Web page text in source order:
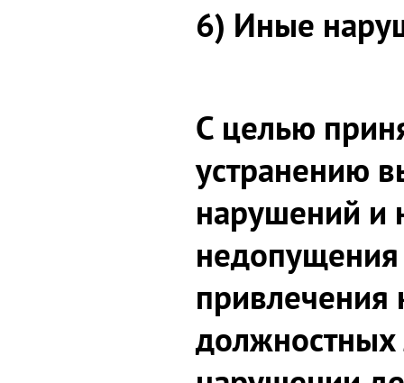
6) Иные
С целью
устранению
нарушений и
привлечения